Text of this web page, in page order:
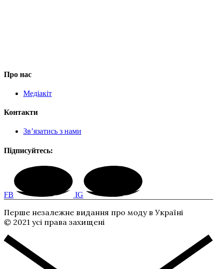
Про нас
Медіакіт
Контакти
Зв’язатись з нами
Підписуйтесь:
FB IG
Перше незалежне видання про моду в Україні
© 2021 усі права захищені